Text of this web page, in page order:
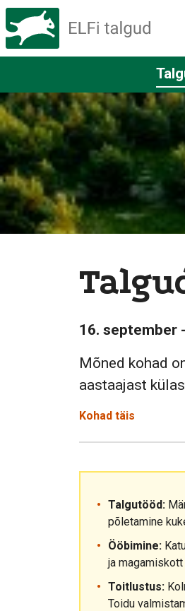
16. september
Mõned kohad
aastaajast
Kohad täis
Talgutööd:
põletamine
Ööbimine:
ja magamiskott
Toitlustus:
Toidu